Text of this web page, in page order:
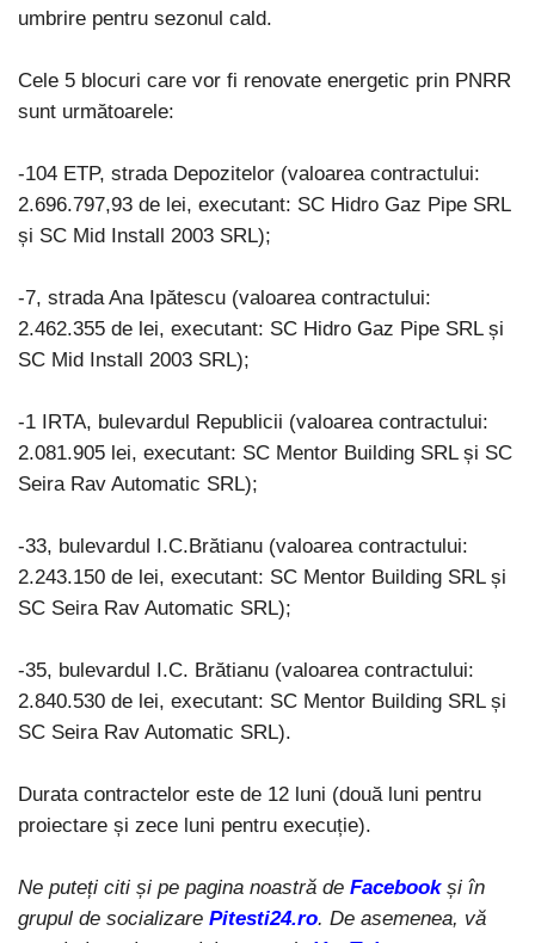
umbrire pentru sezonul cald.
Cele 5 blocuri care vor fi renovate energetic prin PNRR
sunt următoarele:
-104 ETP, strada Depozitelor (valoarea contractului:
2.696.797,93 de lei, executant: SC Hidro Gaz Pipe SRL
și SC Mid Install 2003 SRL);
-7, strada Ana Ipătescu (valoarea contractului:
2.462.355 de lei, executant: SC Hidro Gaz Pipe SRL și
SC Mid Install 2003 SRL);
-1 IRTA, bulevardul Republicii (valoarea contractului:
2.081.905 lei, executant: SC Mentor Building SRL și SC
Seira Rav Automatic SRL);
-33, bulevardul I.C.Brătianu (valoarea contractului:
2.243.150 de lei, executant: SC Mentor Building SRL și
SC Seira Rav Automatic SRL);
-35, bulevardul I.C. Brătianu (valoarea contractului:
2.840.530 de lei, executant: SC Mentor Building SRL și
SC Seira Rav Automatic SRL).
Durata contractelor este de 12 luni (două luni pentru
proiectare și zece luni pentru execuție).
Ne puteți citi și pe pagina noastră de Facebook și în
grupul de socializare Pitesti24.ro. De asemenea, vă